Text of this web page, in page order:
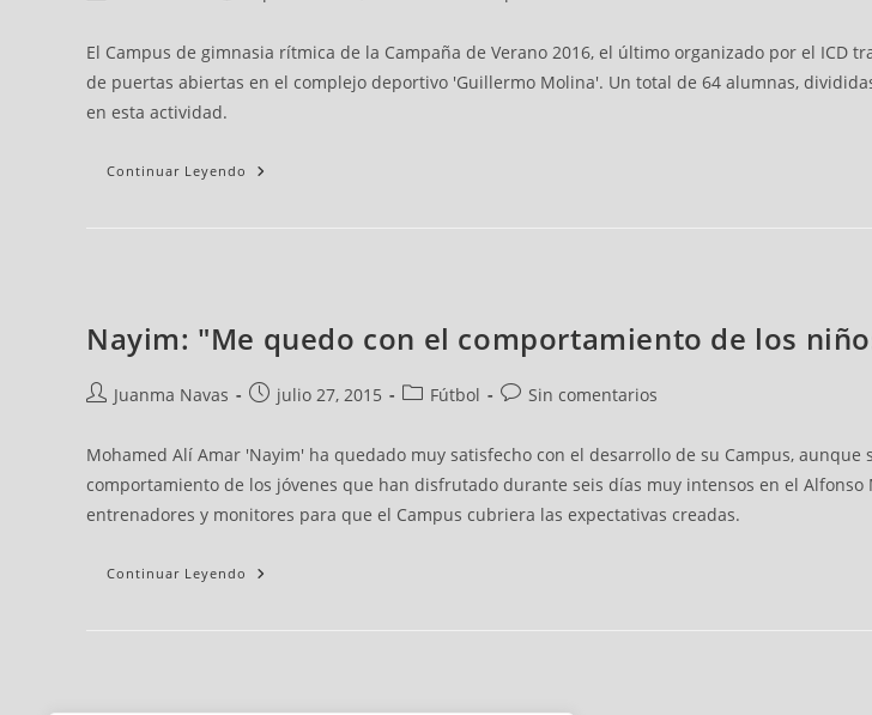
El Campus de gimnasia rítmica de la Campaña de Verano 2016, el último organizado por el
de puertas abiertas en el complejo deportivo 'Guillermo Molina'. Un total de 64 alumnas,
en esta actividad.
Continuar Leyendo
Nayim: "Me quedo con el comportamiento de los
Juanma Navas julio 27, 2015 Fútbol Sin comentarios
Mohamed Alí Amar 'Nayim' ha quedado muy satisfecho con el desarrollo de su Campus,
comportamiento de los jóvenes que han disfrutado durante seis días muy intensos en el
entrenadores y monitores para que el Campus cubriera las expectativas creadas.
Continuar Leyendo